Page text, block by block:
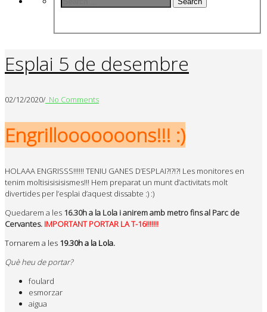
Esplai 5 de desembre
02/12/2020/ No Comments
Engrillooooooons!!! :)
HOLAAA ENGRISSS!!!!!! TENIU GANES D’ESPLAI?!?!?! Les monitores en
tenim moltisisisisismes!!! Hem preparat un munt d’activitats molt
divertides per l’esplai d’aquest dissabte :) :)
Quedarem a les 16.30h a la Lola i anirem amb metro fins al Parc de
Cervantes. IMPORTANT PORTAR LA T-16!!!!!!!
Tornarem a les 19.30h a la Lola.
Què heu de portar?
foulard
esmorzar
aigua